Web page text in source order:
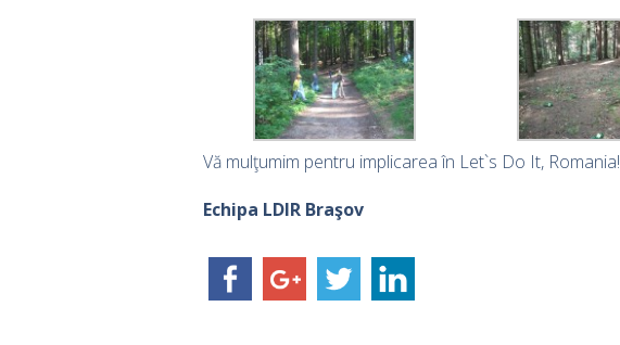
Vă mulţumim pentru implicarea în Let`s Do It, Romania!
Echipa LDIR Braşov